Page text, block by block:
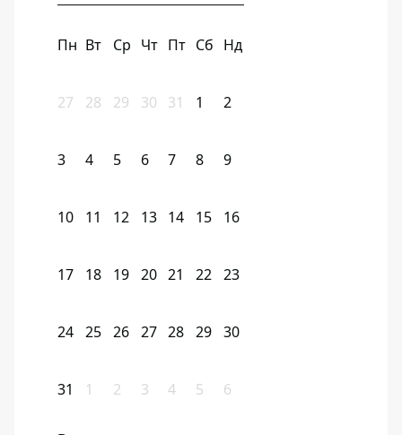
Пн Вт Ср Чт Пт Сб Нд
27 28 29 30 31 1 2
3 4 5 6 7 8 9
10 11 12 13 14 15 16
17 18 19 20 21 22 23
24 25 26 27 28 29 30
31 1 2 3 4 5 6